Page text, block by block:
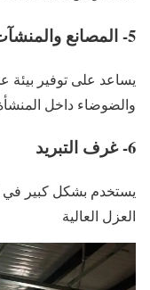
5- المصانع والمنشآت الصناعية
يساعد على توفير بيئة
والضوضاء داخل
6- غرف التبريد
يستخدم بشكل كبير في
العزل العالية